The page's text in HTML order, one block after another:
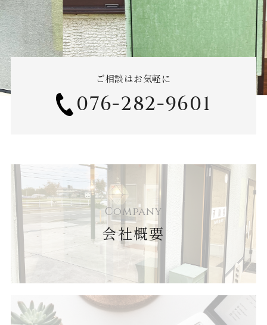
ご相談はお気軽に
076-282-9601
Company
会社概要